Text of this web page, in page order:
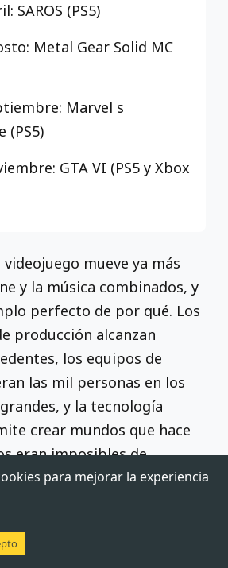
SAROS (PS5)
Metal Gear Solid MC
Marvel s
(PS5)
GTA VI (PS5 y Xbox
mueve ya más
y la música combinados, y
perfecto de por qué. Los
producción alcanzan
los equipos de
las mil personas en los
y la tecnología
crear mundos que hace
eran imposibles de
para mejorar la experiencia